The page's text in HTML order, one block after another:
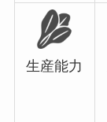
生産能力